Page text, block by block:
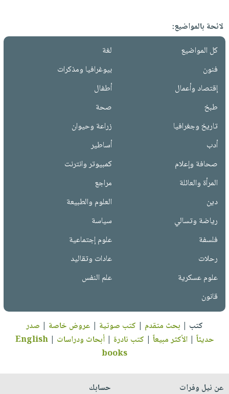
لائحة بالمواضيع:
كل المواضيع
لغة
فنون
بيوغرافيا ومذكرات
إقتصاد وأعمال
أطفال
طبخ
صحة
تاريخ وجغرافيا
زراعة وحيوان
أدب
أساطير
صحافة وإعلام
كمبيوتر وانترنت
المرأة والعائلة
مراجع
دين
العلوم والطبيعة
رياضة وتسالي
سياسة
فلسفة
علوم إجتماعية
رحلات
عادات وتقاليد
علوم عسكرية
علم النفس
قانون
كتب | بحث متقدم | كتب صوتية | عروض خاصة | صدر
حديثاً |الأكثر مبيعاً | كتب نادرة |أبحاث ودراسات |
English
books
عن نيل وفرات
حسابك